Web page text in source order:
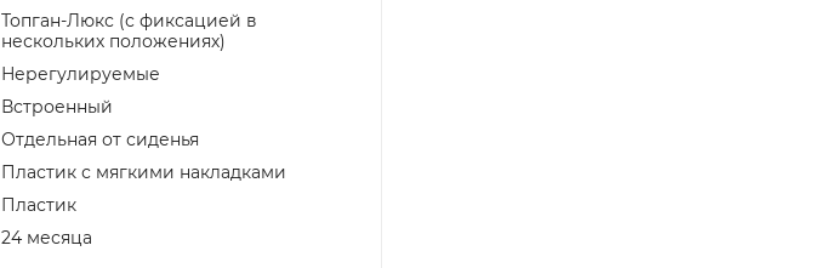
Топган-Люкс (с фиксацией в
нескольких положениях)
Нерегулируемые
Встроенный
Отдельная от сиденья
Пластик с мягкими накладками
Пластик
24 месяца